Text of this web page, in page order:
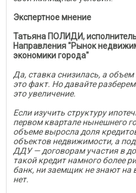
Экспертное мнение
Татьяна ПОЛИДИ,
Направления "Рынок
экономики города"
Да, ставка снизилась, а
это факт. Но давайте
это увеличение.
Если изучить структуру
первом квартале нынешнего
объеме выросла доля
объектов недвижимости, а
ДДУ — договорам участия в
такой кредит намного более
банк, ни заемщик не знают на
нет.